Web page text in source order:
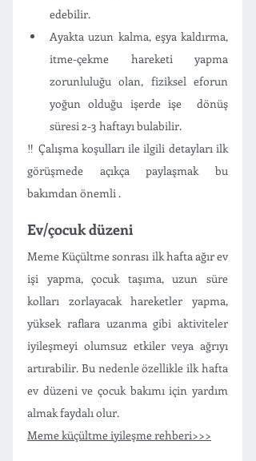
edebilir.
Ayakta uzun kalma, eşya kaldırma,
itme-çekme hareketi yapma
zorunluluğu olan, fiziksel eforun
yoğun olduğu işerde işe  dönüş
süresi 2-3 haftayı bulabilir.
‼️ Çalışma koşulları ile ilgili detayları ilk
görüşmede açıkça paylaşmak bu
bakımdan önemli .
Ev/çocuk düzeni
Meme Küçültme sonrası ilk hafta ağır ev
işi yapma, çocuk taşıma, uzun süre
kolları zorlayacak hareketler yapma,
yüksek raflara uzanma gibi aktiviteler
iyileşmeyi olumsuz etkiler veya ağrıyı
artırabilir. Bu nedenle özellikle ilk hafta
ev düzeni ve çocuk bakımı için yardım
almak faydalı olur.
Meme küçültme iyileşme rehberi>>>